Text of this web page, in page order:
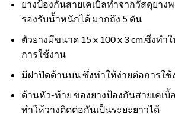
ยางป้องกันสายเคเบิ้ลทำจากวัสดุยาง
รองรับน้ำหนักได้ มากถึง 5 ตัน
ตัวยางมีขนาด 15 x 100 x 3 cm.ซึ่งทำ
การใช้งาน
มีฝาปิดด้านบน ซึ่งทำให้ง่ายต่อการใช้
ด้านหัว-ท้าย ของยางป้องกันสายเคเ
ทำให้วางติดต่อกันเป็นระยะยาวได้